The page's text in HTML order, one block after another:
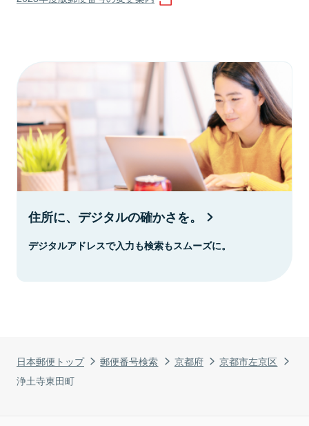
日本郵便トップ 郵便番号検索 京都府
京都市左京区
浄土寺東田町
住所に、デジタルの確かさを。
デジタルアドレスで入力も検索もスムーズに。